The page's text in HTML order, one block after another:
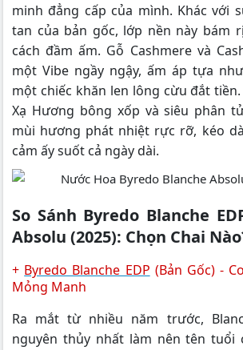
minh đẳng cấp của mình. Khác với
tan của bản gốc, lớp nền này bám
cách đầm ấm. Gỗ Cashmere và
một Vibe ngầy ngậy, ấm áp tựa
một chiếc khăn len lông cừu đắt
Xạ Hương bông xốp và siêu phân
mùi hương phát nhiệt rực rỡ, kéo
cảm ấy suốt cả ngày dài.
So Sánh Byredo Blanche
Absolu (2025): Chọn Chai
+ Byredo Blanche EDP (Bản Gốc) -
Mỏng Manh
Ra mắt từ nhiều năm trước,
nguyên thủy nhất làm nên tên tuổi